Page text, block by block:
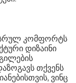
სრულ კომფორტს
დიზაინი
თქვენს
ვინც